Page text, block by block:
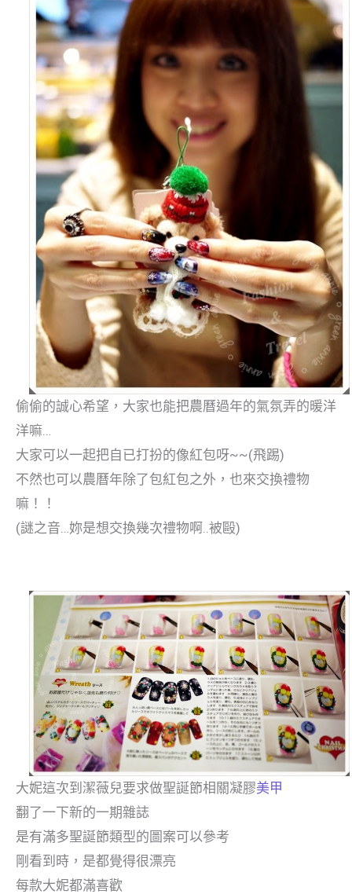
偷偷的誠心希望，大家也能把農曆過年的氣氛弄的暖洋
洋嘛…
大家可以一起把自已打扮的像紅包呀~~(飛踢)
不然也可以農曆年除了包紅包之外，也來交換禮物
嘛！！
(謎之音…妳是想交換幾次禮物啊..被毆)
大妮這次到潔薇兒要求做聖誕節相關凝膠美甲
翻了一下新的一期雜誌
是有滿多聖誕節類型的圖案可以參考
剛看到時，是都覺得很漂亮
每款大妮都滿喜歡